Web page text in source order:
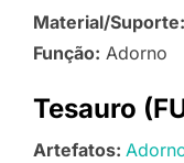
Material/Suporte:
Função: Adorno
Tesauro
Artefatos: